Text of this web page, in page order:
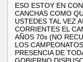
ESO ESTOY EN
CANCHAS COMO
USTEDES TAL VEZ
CORRIENTES EL
AÑOS 70s (NO
LOS
PRESENCIA DE